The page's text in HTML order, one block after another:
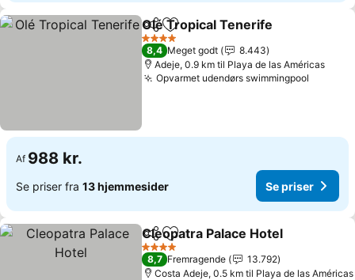
Del Føj til favoritter
Olé Tropical Tenerife
4 Stjerner
8,4 Meget godt
8.443
Adeje, 0.9 km til Playa de las Américas
Opvarmet udendørs swimmingpool
Af 988 kr.
Se priser fra 13 hjemmesider Se priser
Del Føj til favoritter
Cleopatra Palace Hotel
4 Stjerner
8,7 Fremragende
13.792
Costa Adeje, 0.5 km til Playa de las Américas